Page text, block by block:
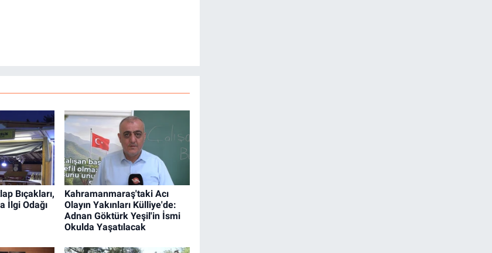
Bıçakları,
İlgi Odağı
Kahramanmaraş'taki Acı
Olayın Yakınları Külliye'de:
Adnan Göktürk Yeşil'in İsmi
Okulda Yaşatılacak